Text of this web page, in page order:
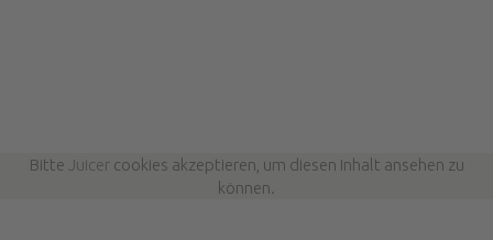
Bitte Juicercookies akzeptieren, um diesen Inhalt ansehen zu
können.